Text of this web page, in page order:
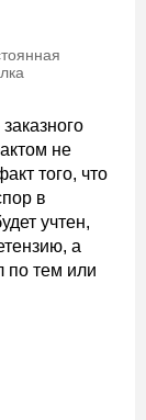
не
того, что
в
учтен,
а
по тем или